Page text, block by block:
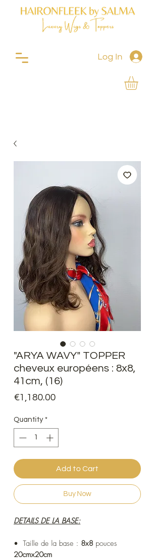
Log In
"ARYA WAVY" TOPPER
cheveux européens : 8x8,
41cm, (16)
€1,180.00Price
Quantity *
Add to Cart
Buy Now
DETAILS DE LA BASE:
• Taille de la base : 8x8 pouces
20cmx20cm